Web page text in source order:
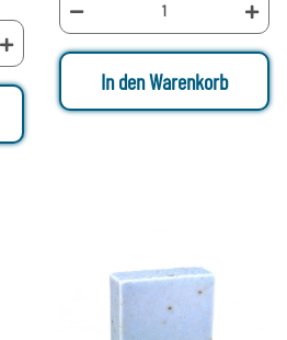
In den Warenkorb